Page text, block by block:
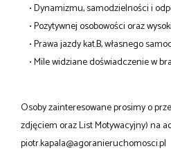
• Dynamizmu, samodzielności i
• Pozytywnej osobowości oraz
• Prawa jazdy kat.B, własnego
• Mile widziane doświadczenie w
Osoby zainteresowane prosimy o
zdjęciem oraz List Motywacyjny) na
piotr.kapala@agoranieruchomosci.pl